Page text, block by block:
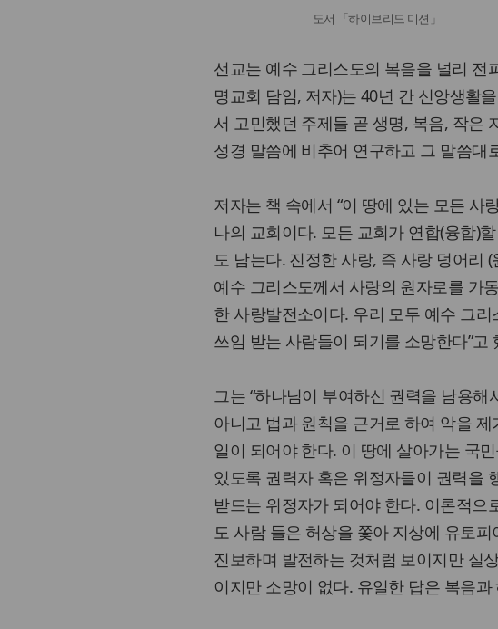
도서 「하이브리드 미션」
선교는 예수 그리스도의 복음을 널리 전
명교회 담임, 저자)는 40년 간 신앙생활
서 고민했던 주제들 곧 생명, 복음, 작은
성경 말씀에 비추어 연구하고 그 말씀대
저자는 책 속에서 “이 땅에 있는 모든
나의 교회이다. 모든 교회가 연합(융합)
도 남는다. 진정한 사랑, 즉 사랑 덩어리
예수 그리스도께서 사랑의 원자로를 가
한 사랑발전소이다. 우리 모두 예수 그
쓰임 받는 사람들이 되기를 소망한다”고
그는 “하나님이 부여하신 권력을 남용
아니고 법과 원칙을 근거로 하여 악을
일이 되어야 한다. 이 땅에 살아가는 국
있도록 권력자 혹은 위정자들이 권력을
받드는 위정자가 되어야 한다. 이론적
도 사람 들은 허상을 쫓아 지상에 유토
진보하며 발전하는 것처럼 보이지만 실
이지만 소망이 없다. 유일한 답은 복음